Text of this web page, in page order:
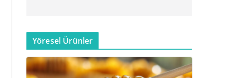
Yöresel Ürünler